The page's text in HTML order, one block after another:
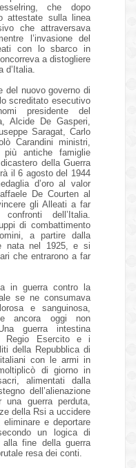
che dopo
attestate sulla linea
che attraversava
l’invasione del
con lo sbarco in
a distogliere
d’Italia.
del nuovo governo di
screditato esecutivo
presidente del
Alcide De Gasperi,
Saragat, Carlo
Carandini ministri,
antiche famiglie
della Guerra
il 6 agosto del 1944
d’oro al valor
De Courten al
gli Alleati a far
dell’Italia.
di combattimento
a partire dalla
nata nel 1925, e si
che entrarono a far
in guerra contro la
se ne consumava
e sanguinosa,
ancora oggi non
guerra intestina
Regio Esercito e i
della Repubblica di
con le armi in
di giorno in
alimentati dalla
dell’alienazione
una guerra perduta,
della Rsi a uccidere
e deportare
un logica di
alla fine della guerra
resa dei conti.